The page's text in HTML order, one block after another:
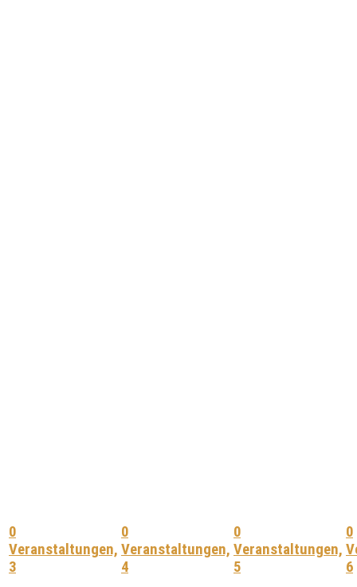
0
Veranstaltungen,
3
0
Veranstaltungen,
4
0
Veranstaltungen,
5
0
6